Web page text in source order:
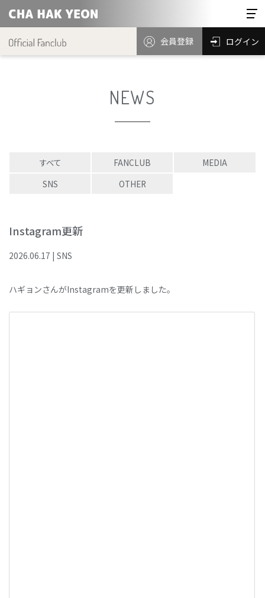
会員登録 ログイン
NEWS
すべて FANCLUB
MEDIA
SNS
OTHER
Instagram更新
2026.06.17 | SNS
ハギョンさんがInstagramを更新しました。